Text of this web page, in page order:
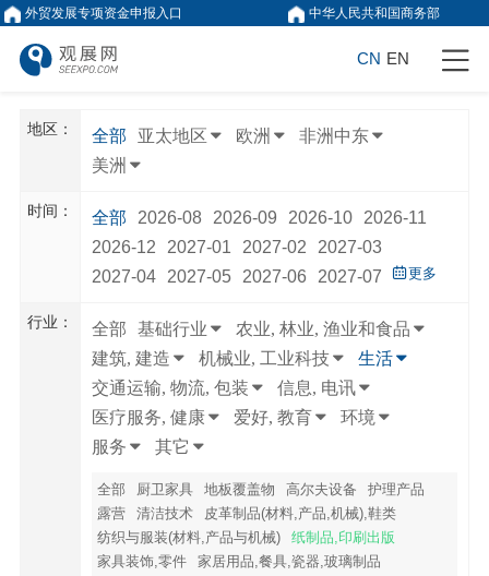
外贸发展专项资金申报入口 中华人民共和国商务部
CN EN
地区： 全部 亚太地区 欧洲
非洲中东
美洲
时间： 全部 2026-08 2026-09 2026-10
2026-11
2026-12
2027-01 2027-02
2027-03
2027-04
2027-05 2027-06 2027-07 更多
行业： 全部 基础行业
农业, 林业, 渔业和食品
建筑, 建造
机械业, 工业科技
生活
交通运输, 物流, 包装
信息, 电讯
医疗服务, 健康
爱好, 教育
环境
服务
其它
全部 厨卫家具 地板覆盖物 高尔夫设备
护理产品
露营
清洁技术
皮革制品(材料,产品,机械),鞋类
纺织与服装(材料,产品与机械)
纸制品,印刷出版
家具装饰,零件
家居用品,餐具,瓷器,玻璃制品